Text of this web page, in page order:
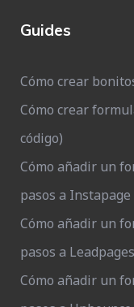
Guides
Cómo crear
Cómo crear
código)
Cómo añadir un
pasos a Instapage
Cómo añadir un
pasos a Leadpages
Cómo añadir un